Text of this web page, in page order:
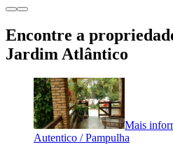
Encontre a
Jardim Atlântico
Mais
Autentico / Pampulha